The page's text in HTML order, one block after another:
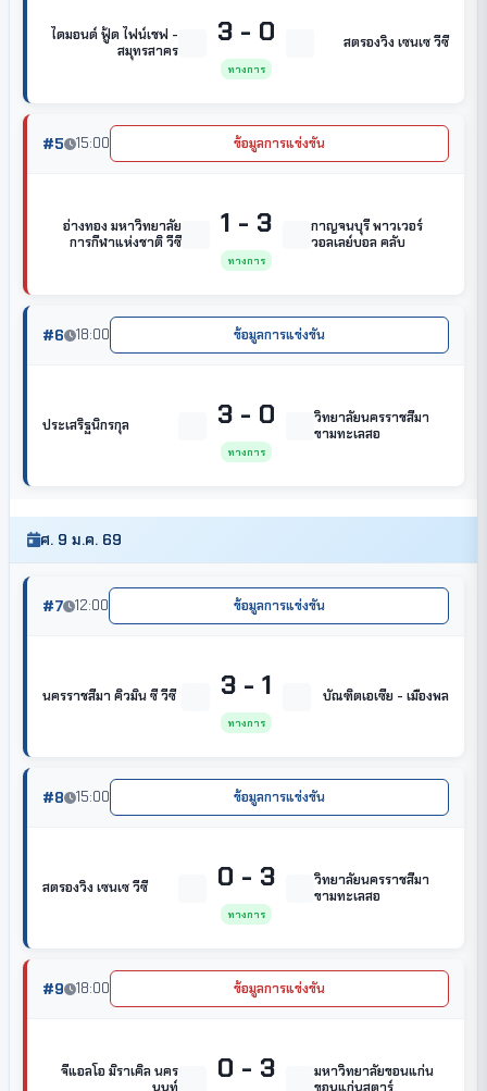
ไดมอนด์ ฟู้ด ไฟน์เชฟ -
สมุทรสาคร
3 - 0
ทางการ
สตรองวิง เซนเซ วีซี
#5 15:00 ข้อมูลการแข่งขัน
อ่างทอง มหาวิทยาลัย
การกีฬาแห่งชาติ วีซี
1 - 3
ทางการ
กาญจนบุรี พาวเวอร์
วอลเลย์บอล คลับ
#6 18:00 ข้อมูลการแข่งขัน
ประเสริฐนิกรกุล 3 - 0
ทางการ
วิทยาลัยนครราชสีมา
ขามทะเลสอ
ศ. 9 ม.ค. 69
#7 12:00 ข้อมูลการแข่งขัน
นครราชสีมา คิวมิน ซี วีซี 3 - 1
ทางการ
บัณฑิตเอเซีย - เมืองพล
#8 15:00 ข้อมูลการแข่งขัน
สตรองวิง เซนเซ วีซี 0 - 3
ทางการ
วิทยาลัยนครราชสีมา
ขามทะเลสอ
#9 18:00 ข้อมูลการแข่งขัน
จีแอลโอ มิราเคิล นคร
นนท์
0 - 3
มหาวิทยาลัยขอนแก่น
ขอนแก่นสตาร์